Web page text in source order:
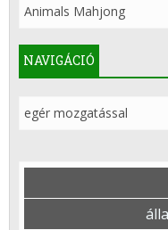
Animals Mahjong
NAVIGÁCIÓ
egér mozgatással